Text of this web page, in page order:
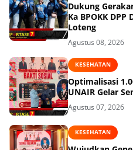
Dukung
Ka BPOKK
Loteng
Agustus 08, 2026
KESEHATAN
Optimalisasi
UNAIR Gelar
Agustus 07, 2026
KESEHATAN